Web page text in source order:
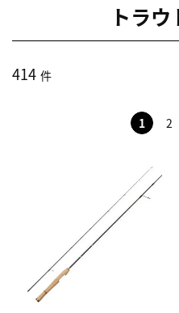
トラ
414 件
1 2